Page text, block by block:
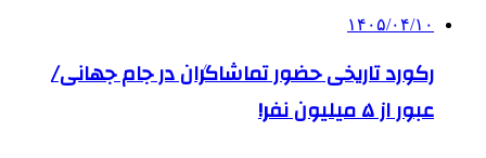
۱۴۰۵/۰۴/۱۰
رکورد تاریخی حضور تماشاگران در جام جهانی/
عبور از ۵ میلیون نفر!